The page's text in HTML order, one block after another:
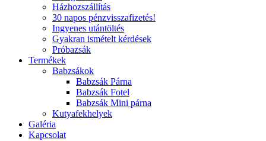
Házhozszállítás
30 napos pénzvisszafizetés!
Ingyenes utántöltés
Gyakran ismételt kérdések
Próbazsák
Termékek
Babzsákok
Babzsák Párna
Babzsák Fotel
Babzsák Mini párna
Kutyafekhelyek
Galéria
Kapcsolat